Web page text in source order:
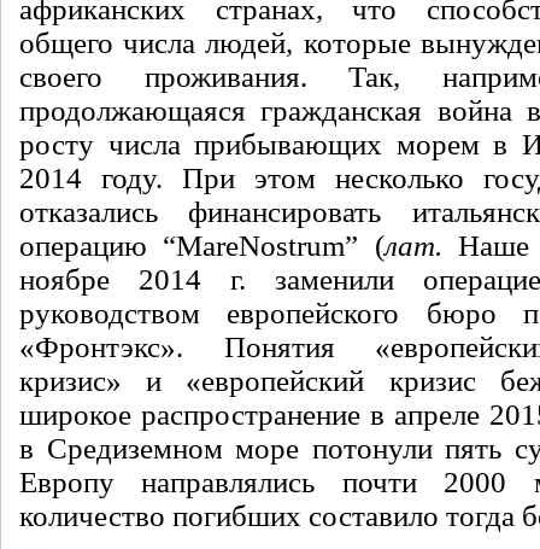
африканских странах, что
общего числа людей, которые
своего проживания. Так,
продолжающаяся гражданская война
росту числа прибывающих морем в
2014 году. При этом несколько
отказались финансировать
операцию “MareNostrum” (лат. Наше
ноябре 2014 г. заменили
руководством европейского бюро
«Фронтэкс». Понятия
кризис» и «европейский кризис
широкое распространение в апреле
в Средиземном море потонули пять
Европу направлялись почти 2000
количество погибших составило тогда